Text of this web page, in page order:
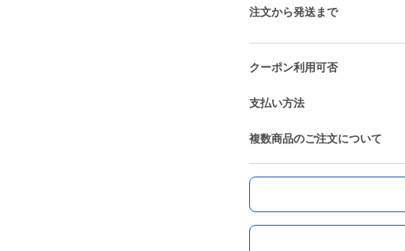
注文から発送まで
クーポン利用可否
支払い方法
複数商品のご注文について